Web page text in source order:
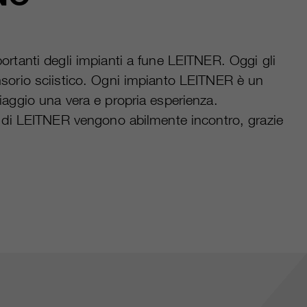
degli impianti a fune LEITNER. Oggi gli
sciistico. Ogni impianto LEITNER è un
una vera e propria esperienza.
LEITNER vengono abilmente incontro, grazie